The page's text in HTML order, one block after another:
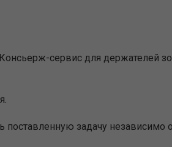
сервис для держателей
задачу независимо